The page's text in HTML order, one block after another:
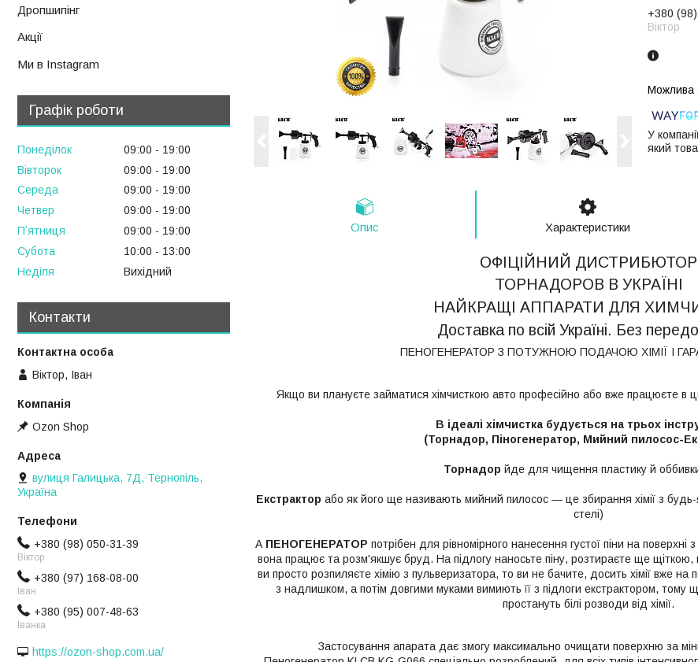
+380
Віктор
У
який
Опис Характеристики
ОФІЦІЙНИЙ ДИСТРИБЮТОР
ТОРНАДОРОВ В УКРАЇНІ
НАЙКРАЩІ АППАРАТИ ДЛЯ
Доставка по всій Україні. Без
ПЕНОГЕНЕРАТОР З ПОТУЖНОЮ ПОДАЧОЮ ХІМІЇ І
Якщо ви плануєте займатися хімчисткою авто професійно або вже працюєте в
В ідеалі хімчистка будується на трьох
(Торнадор, Піногенератор, Мийний пилосос-
Торнадор йде для чищення пластику й
Екстрактор або як його ще називають мийний пилосос — це збирання хімії з будь-
стелі)
А ПЕНОГЕНЕРАТОР потрібен для рівномірного нанесення густої піни на
вона працює та розм'якшує бруд. На підлогу наносьте піну, розтираєте ще
ви просто розпиляєте хімію з пульверизатора, то ви не бачите, досить хімії вже на
з надлишком, а потім довгими муками вимиють її з підлоги екстрактором, тому
простануть білі розводи від хімії.
Застосування апарата дає змогу максимально очищати поверхню за
Дропшипінг
Акції
Ми в Instagram
Графік роботи
Понеділок 09:00
19:00
Вівторок
09:00
19:00
Середа
09:00
19:00
Четвер
09:00
19:00
Пʼятниця
09:00
19:00
Субота
10:00
13:00
Неділя
Вихідний
Контакти
Віктор, Іван
Ozon Shop
вулиця Галицька, 7Д, Тернопіль,
Україна
+380 (98) 050-31-39
Віктор
+380 (97) 168-08-00
Іван
+380 (95) 007-48-63
Іванка
https://ozon-shop.com.ua/